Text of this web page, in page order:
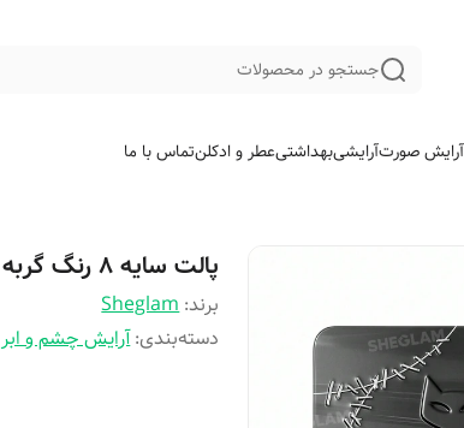
جستجو در محصولات
آرایش صورتآرایشیبهداشتیعطر و ادکلنتماس با ما
پالت سایه ۸ رنگ گربه ای شیگلم
برند:Sheglam
دسته‌بندی:آرایش چشم و ابر